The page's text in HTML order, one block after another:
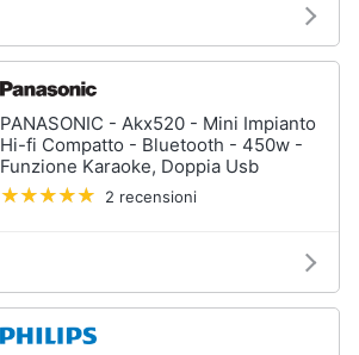
PANASONIC - Akx520 - Mini Impianto
Hi-fi Compatto - Bluetooth - 450w -
Funzione Karaoke, Doppia Usb
2 recensioni